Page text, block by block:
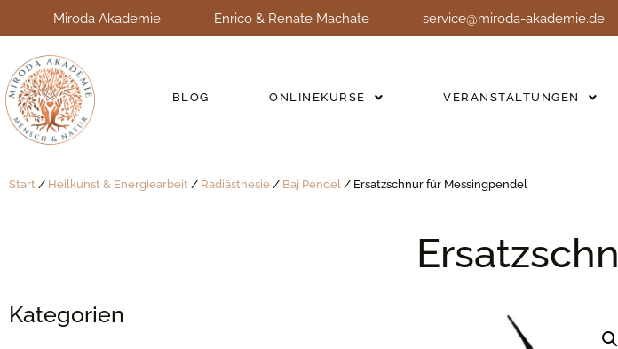
Miroda Akademie Enrico & Renate Machate service@miroda-akademie.de
BLOG ONLINEKURSE VERANSTALTUNGEN
Start / Heilkunst & Energiearbeit / Radiästhesie / Baj Pendel / Ersatzschnur für Messingpendel
Kategorien